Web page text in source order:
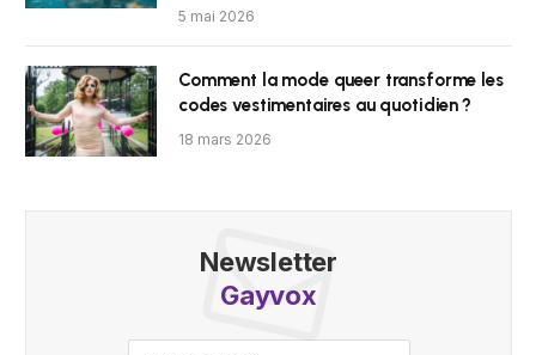
5 mai 2026
Comment la mode queer transforme les
codes vestimentaires au quotidien ?
18 mars 2026
Newsletter
Gayvox